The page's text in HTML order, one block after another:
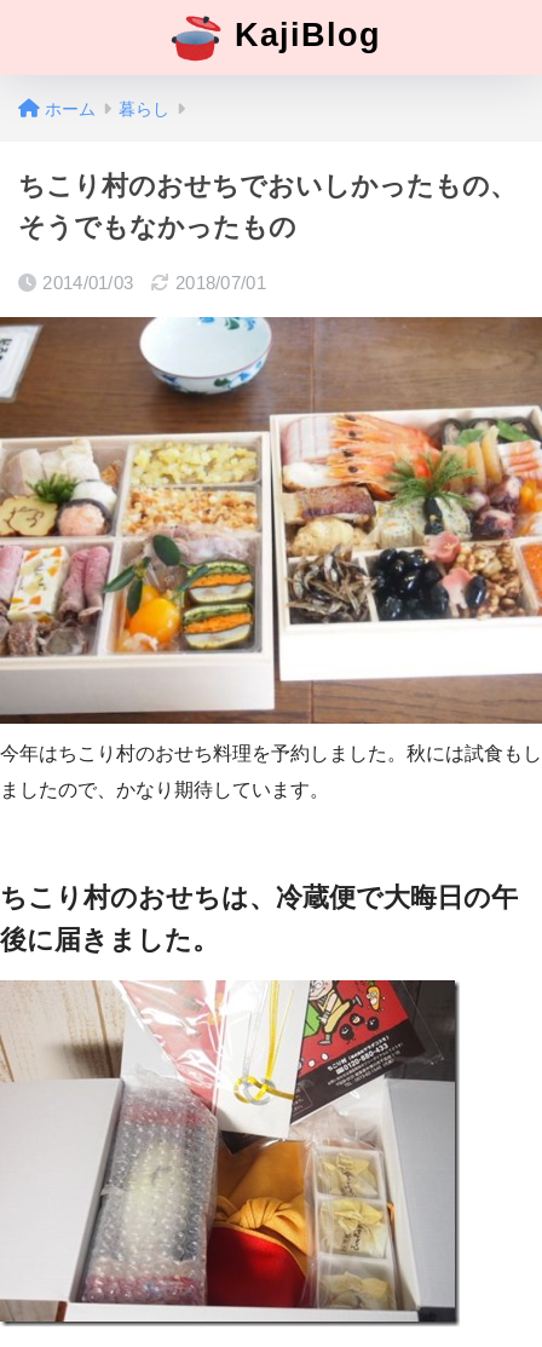
KajiBlog
ホーム 暮らし
ちこり村のおせちでおいしかったもの、
そうでもなかったもの
2014/01/03 2018/07/01
今年はちこり村のおせち料理を予約しました。秋には試食もし
ましたので、かなり期待しています。
ちこり村のおせちは、冷蔵便で大晦日の午
後に届きました。